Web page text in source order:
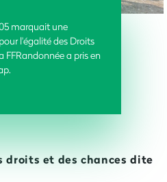
marquait une
l'égalité des Droits
FFRandonnée a pris en
droits et des chances dite